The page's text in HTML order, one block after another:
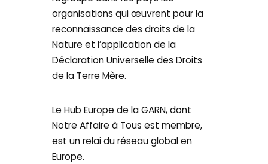
organisations qui œuvrent pour la
reconnaissance des droits de la
Nature et l’application de la
Déclaration Universelle des Droits
de la Terre Mère.
Le Hub Europe de la GARN, dont
Notre Affaire à Tous est membre,
est un relai du réseau global en
Europe.